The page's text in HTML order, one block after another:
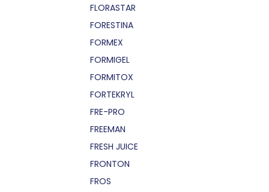
FLORASTAR
FORESTINA
FORMEX
FORMIGEL
FORMITOX
FORTEKRYL
FRE-PRO
FREEMAN
FRESH JUICE
FRONTON
FROS